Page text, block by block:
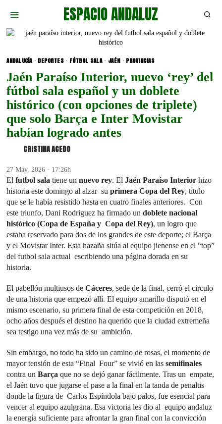
ESPACIO ANDALUZ
ANDALUCÍA · DEPORTES · FÚTBOL SALA · JAÉN · PROVINCIAS
Jaén Paraíso Interior, nuevo ‘rey’ del
fútbol sala español y un doblete
histórico (con opciones de triplete)
que solo Barça e Inter Movistar
habían logrado antes
CRISTINA ACEDO
27 May, 2026 · 17:26h
Elfutbol sala tiene unnuevo rey. ElJaén Paraíso Interior hizo
historia este domingo al alzar suprimera Copa del Rey, título
que se le había resistido hasta en cuatro finales anteriores. Con
este triunfo, Dani Rodriguez ha firmado undoblete nacional
histórico (Copa de España y Copa del Rey), un logro que
estaba reservado para dos de los grandes de este deporte; el Barça
y el Movistar Inter. Esta hazaña sitúa al equipo jienense en el “top”
del futbol sala actual escribiendo una página dorada en su
historia.
El pabellón multiusos deCáceres, sede de la final, cerró el circulo
de una historia que empezó allí. El equipo amarillo disputó en el
mismo escenario, su primera final de esta competición en 2018,
ocho años después el destino ha querido que la ciudad extremeña
sea testigo una vez más de su ambición.
Sin embargo, no todo ha sido un camino de rosas, el momento de
mayor tensión de esta “Final Four” se vivió en lassemifinales
contra unBarça que no se dejó ganar fácilmente. Tras un empate,
el Jaén tuvo que jugarse el pase a la final en la tanda de penaltis
donde la figura de Carlos Espíndola bajo palos, fue esencial para
vencer al equipo azulgrana. Esa victoria les dio al equipo andaluz
la energía suficiente para afrontar la gran final con la convicción